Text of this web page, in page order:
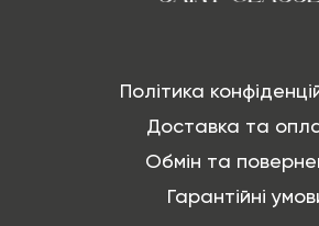
Політика
Доставка та
Обмін та
Гарантійні